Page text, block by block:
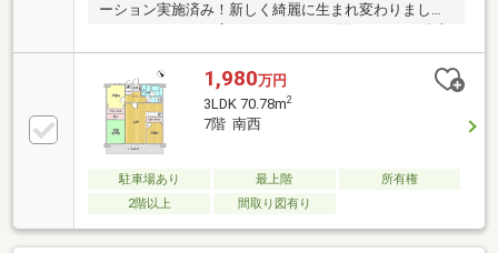
ーション実施済み！新しく綺麗に生まれ変わりました
屋で陽当たり良好！（4）LDK+和室で広々20.5帖！
（5）近隣駐車場有り(物件から50ｍ):月額4200円！
（6）新耐震基準適合物件！（7）JR「周船寺」駅徒歩
14分で通勤通学に便利！（8）小学校徒歩11分で子育
て安心！（9）「業務スーパー」徒歩2分、「ダイレッ
クス」徒歩3分、「ミスターマックス」徒歩6分で買い
物便利！（10）あると便利な宅配ボックス付き！
（11）オートロック付きで防犯面も安心♪
1,980万円
3LDK 70.78m2
7階 南西
駐車場あり 最上階
所有権
2階以上
間取り図有り